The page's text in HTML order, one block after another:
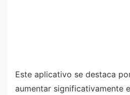
Este aplicativo se destaca
aumentar significativamente